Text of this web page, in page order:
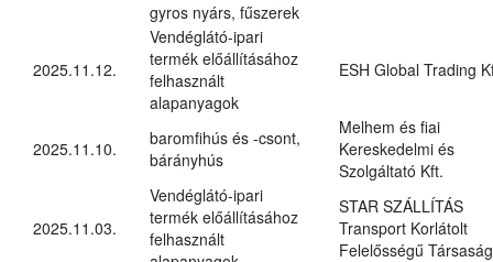
gyros nyárs, fűszerek
2025.11.12.
Vendéglátó-ipari
termék előállításához
felhasznált
alapanyagok
ESH Global Trading
2025.11.10.
baromfihús és -csont,
bárányhús
Melhem és fiai
Kereskedelmi és
Szolgáltató Kft.
2025.11.03.
Vendéglátó-ipari
termék előállításához
felhasznált
STAR SZÁLLÍTÁS
Transport Korlátolt
Felelősségű Társaság